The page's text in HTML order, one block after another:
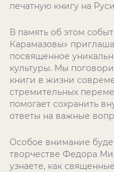
печатную книгу на
В память об этом
Карамазовы»
посвященное
культуры. Мы
книги в жизни
стремительных
помогает сохранить
ответы на важные
Особое внимание
творчестве Федора
узнаете, как